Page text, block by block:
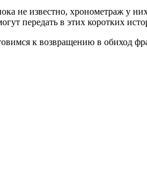
не известно, хронометраж у
передать в этих коротких
к возвращению в обиход